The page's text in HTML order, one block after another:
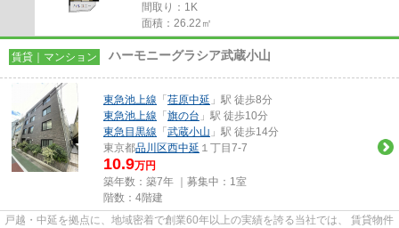
間取り：1K
面積：26.22㎡
賃貸｜マンション ハーモニーグラシア武蔵小山
東急池上線 「 荏原中延 」駅 徒歩8分
東急池上線 「 旗の台 」駅 徒歩10分
東急目黒線 「 武蔵小山 」駅 徒歩14分
東京都品川区西中延 １丁目7-7
10.9万円
築年数：築7年 ｜募集中： 1室
階数：4階建
戸越・中延を拠点に、地域密着で創業60年以上の実績を誇る当社では、 賃貸物件